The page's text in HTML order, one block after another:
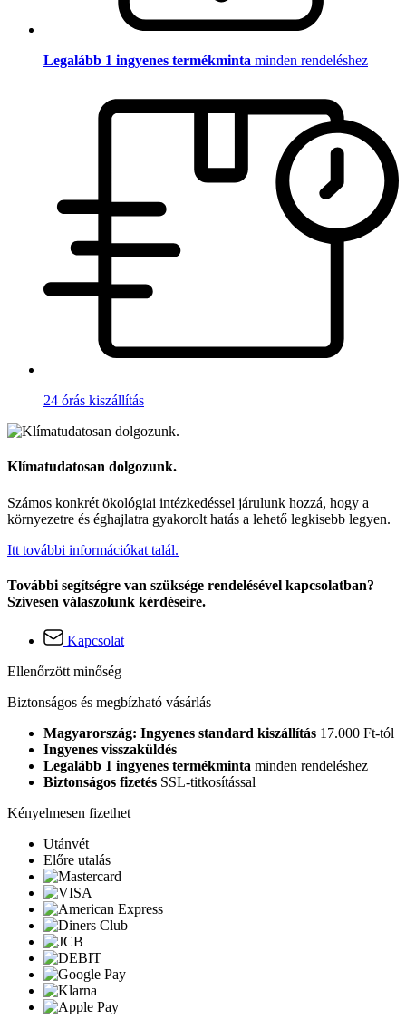
Legalább 1 ingyenes termékminta minden rendeléshez
24 órás kiszállítás
Klímatudatosan dolgozunk.
Számos konkrét ökológiai intézkedéssel járulunk hozzá, hogy a
környezetre és éghajlatra gyakorolt hatás a lehető legkisebb legyen.
Itt további információkat talál.
További segítségre van szüksége rendelésével kapcsolatban?
Szívesen válaszolunk kérdéseire.
Kapcsolat
Ellenőrzött minőség
Biztonságos és megbízható vásárlás
Magyarország: Ingyenes standard kiszállítás 17.000 Ft-tól
Ingyenes visszaküldés
Legalább 1 ingyenes termékminta minden rendeléshez
Biztonságos fizetés SSL-titkosítással
Kényelmesen fizethet
Utánvét
Előre utalás